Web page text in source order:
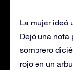
La mujer ideó
Dejó una nota
sombrero
rojo en un